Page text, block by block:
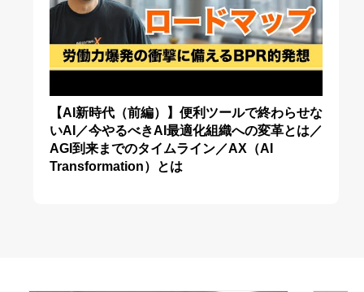
【AI新時代（前編）】便利ツールで終わらせな
いAI／今やるべきAI最適化組織への変革とは／
AGI到来までのタイムライン／AX（AI
Transformation）とは